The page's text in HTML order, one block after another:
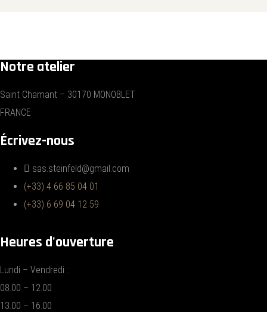
Notre atelier
Saint Chamant – 30170 MONOBLET
FRANCE
Écrivez-nous
sas.steinfeld@gmail.com
(+33) 4 66 85 04 01
(+33) 6 69 04 12 59
Heures d'ouverture
Lundi – Vendredi :
08.00 – 12.00
13.00 – 16.00